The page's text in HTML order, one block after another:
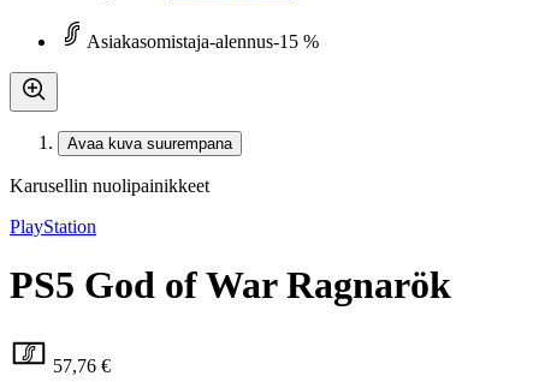
Asiakasomistaja-alennus-15 %
Avaa kuva suurempana
Karusellin nuolipainikkeet
PlayStation
PS5 God of War Ragnarök
57,76 €